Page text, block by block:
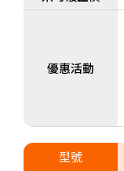
優惠活動
型號